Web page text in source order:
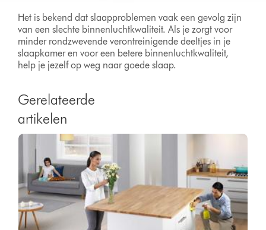
Het is bekend dat slaapproblemen vaak een gevolg zijn
van een slechte binnenluchtkwaliteit. Als je zorgt voor
minder rondzwevende verontreinigende deeltjes in je
slaapkamer en voor een betere binnenluchtkwaliteit,
help je jezelf op weg naar goede slaap.
Gerelateerde
artikelen